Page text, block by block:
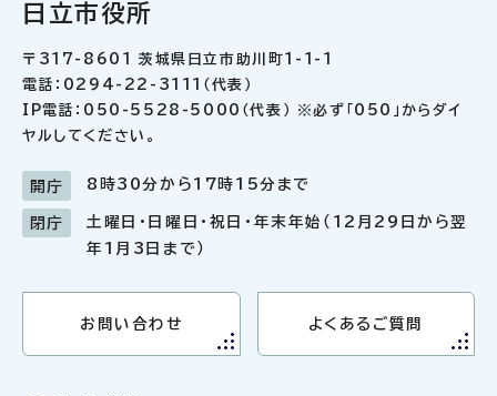
日立市役所
〒317-8601 茨城県日立市助川町1-1-1
電話：0294-22-3111（代表）
IP電話：050-5528-5000（代表） ※必ず「050」からダイ
ヤルしてください。
開庁 8時30分から17時15分まで
閉庁
土曜日・日曜日・祝日・年末年始（12月29日から翌
年1月3日まで）
お問い合わせ よくあるご質問